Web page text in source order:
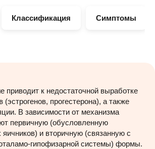
Классификация Симптомы
приводит к недостаточной выработке
(эстрогенов, прогестерона), а также
В зависимости от механизма
первичную (обусловленную
яичников) и вторичную (связанную с
гипофизарной системы) формы.